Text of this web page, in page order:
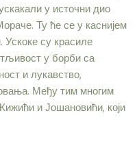
у источни дио
Ту ће се у каснијем
Ускоке су красиле
у борби са
и лукавство,
Међу тим многим
и Јошановићи, који